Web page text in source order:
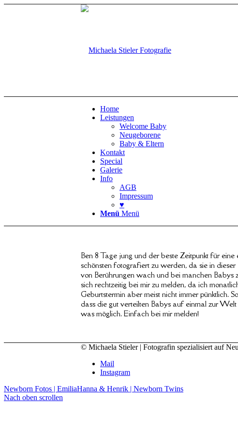
Home
Leistungen
Welcome Baby
Neugeborene
Baby & Eltern
Kontakt
Special
Galerie
Info
AGB
Impressum
♥
Menü Menü
Ben 8 Tage jung und der beste Zeitpunkt für
schönsten fotografiert zu werden, da sie in
von Berührungen wach und bei manchen Babys
sich rechtzeitig bei mir zu melden, da ich
Geburtstermin aber meist nicht immer pünktlich.
dass die gut verteilten Babys auf einmal zur
was möglich. Einfach bei mir melden!
© Michaela Stieler | Fotografin spezialisiert auf
Mail
Instagram
Newborn Fotos | EmiliaHanna & Henrik | Newborn Twins
Nach oben scrollen